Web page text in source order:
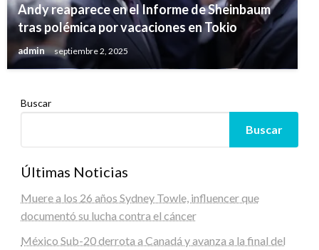
Andy reaparece en el Informe de Sheinbaum
tras polémica por vacaciones en Tokio
admin septiembre 2, 2025
Buscar
Buscar
Últimas Noticias
Muere a los 26 años Sydney Towle, influencer que
documentó su lucha contra el cáncer
México Sub-20 derrota a Canadá y avanza a la final del